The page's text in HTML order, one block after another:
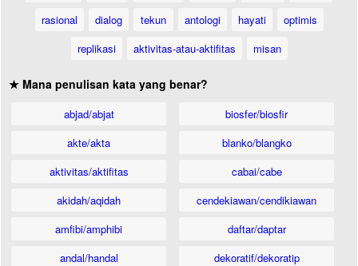
rasional
dialog tekun antologi hayati
optimis
replikasi
aktivitas-atau-aktifitas misan
★ Mana penulisan kata yang benar?
abjad/abjat
akte/akta
aktivitas/aktifitas
akidah/aqidah
amfibi/amphibi
andal/handal
biosfer/biosfir
blanko/blangko
cabai/cabe
cendekiawan/cendikiawan
daftar/daptar
dekoratif/dekoratip